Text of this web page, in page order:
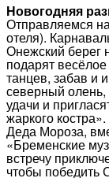
Новогодняя
Отправляемся
отеля).
Онежский берег
подарят
танцев, забав и
северный
удачи и
жаркого
Деда Мороза,
«Бременские
встречу
чтобы победить